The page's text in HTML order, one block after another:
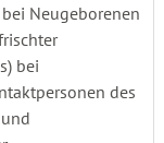
Neugeborenen
bei
des